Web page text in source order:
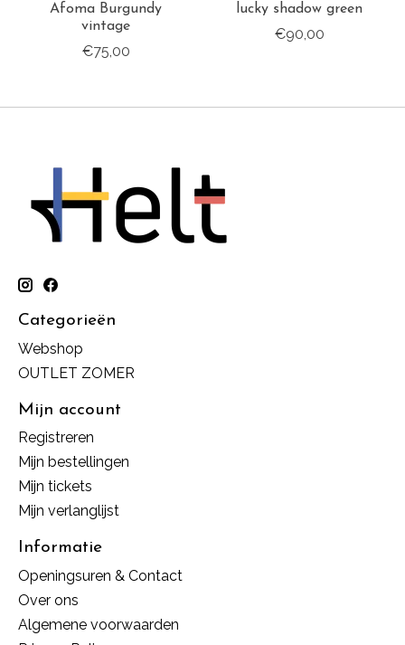
Afoma Burgundy
vintage
€75,00
lucky shadow green
€90,00
Categorieën
Webshop
OUTLET ZOMER
Mijn account
Registreren
Mijn bestellingen
Mijn tickets
Mijn verlanglijst
Informatie
Openingsuren & Contact
Over ons
Algemene voorwaarden